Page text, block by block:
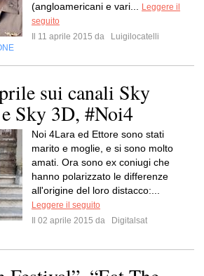
(angloamericani e vari...
Leggere il
seguito
Il 11 aprile 2015 da
Luigilocatelli
sui canali Sky
Sky 3D, #Noi4
Noi 4Lara ed Ettore sono stati
marito e moglie, e si sono molto
amati. Ora sono ex coniugi che
hanno polarizzato le differenze
all'origine del loro distacco:...
Leggere il seguito
Il 02 aprile 2015 da
Digitalsat